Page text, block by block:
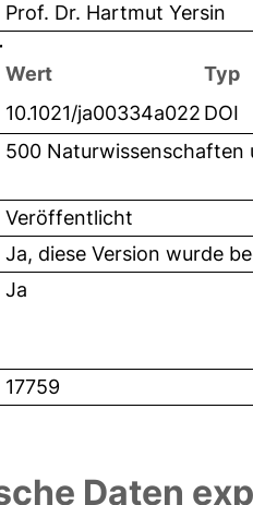
Prof. Dr. Hartmut Yersin
Wert
Typ
10.1021/ja00334a022 DOI
500 Naturwissenschaften
Veröffentlicht
Ja, diese Version wurde
Ja
17759
Daten